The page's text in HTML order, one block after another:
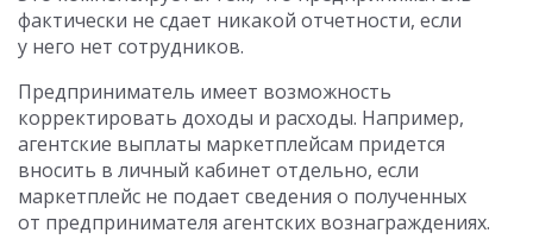
фактически не сдает никакой отчетности, если
у него нет сотрудников.
Предприниматель имеет возможность
корректировать доходы и расходы. Например,
агентские выплаты маркетплейсам придется
вносить в личный кабинет отдельно, если
маркетплейс не подает сведения о полученных
от предпринимателя агентских вознаграждениях.